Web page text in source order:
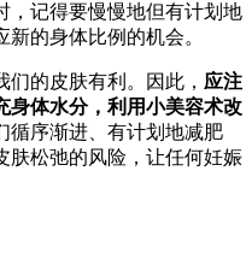
，记得要慢慢地但有计划地
的身体比例的机会。
的皮肤有利。因此， 应注
身体水分，利用小美容术改
循序渐进、有计划地减肥
肤松弛的风险，让任何妊娠